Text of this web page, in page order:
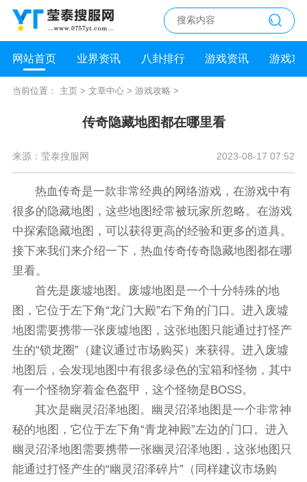
网站首页 业界资讯 八卦排行 游戏资讯 游戏攻
当前位置： 主页> 文章中心> 游戏攻略 >
传奇隐藏地图都在哪里看
来源：莹泰搜服网 2023-08-17 07:52
热血传奇是一款非常经典的网络游戏，在游戏中有
很多的隐藏地图，这些地图经常被玩家所忽略。在游戏
中探索隐藏地图，可以获得更高的经验和更多的道具。
接下来我们来介绍一下，热血传奇传奇隐藏地图都在哪
里看。
首先是废墟地图。废墟地图是一个十分特殊的地
图，它位于左下角“龙门大殿”右下角的门口。进入废墟
地图需要携带一张废墟地图，这张地图只能通过打怪产
生的“锁龙圈”（建议通过市场购买）来获得。进入废墟
地图后，会发现地图中有很多绿色的宝箱和怪物，其中
有一个怪物穿着金色盔甲，这个怪物是BOSS。
其次是幽灵沼泽地图。幽灵沼泽地图是一个非常神
秘的地图，它位于左下角“青龙神殿”左边的门口。进入
幽灵沼泽地图需要携带一张幽灵沼泽地图，这张地图只
能通过打怪产生的“幽灵沼泽碎片”（同样建议市场购